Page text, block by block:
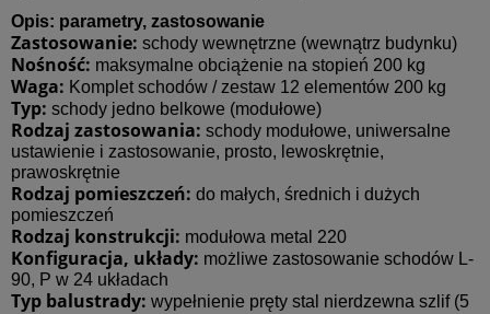
Opis: parametry, zastosowanie
Zastosowanie: schody wewnętrzne (wewnątrz budynku)
Nośność: maksymalne obciążenie na stopień 200 kg
Waga: Komplet schodów / zestaw 12 elementów 200 kg
Typ: schody jedno belkowe (modułowe)
Rodzaj zastosowania: schody modułowe, uniwersalne
ustawienie i zastosowanie, prosto, lewoskrętnie,
prawoskrętnie
Rodzaj pomieszczeń: do małych, średnich i dużych
pomieszczeń
Rodzaj konstrukcji: modułowa metal 220
Konfiguracja, układy: możliwe zastosowanie schodów L-
90, P w 24 układach
Typ balustrady: wypełnienie pręty stal nierdzewna szlif (5